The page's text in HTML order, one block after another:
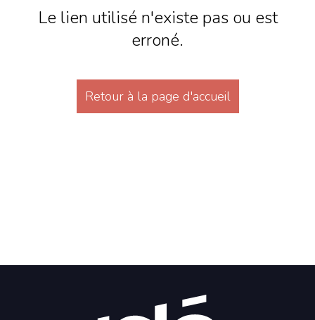
Le lien utilisé n'existe pas ou est
erroné.
Retour à la page d'accueil